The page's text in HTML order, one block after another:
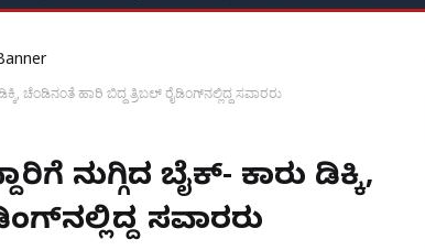
ಚೆಂಡಿನಂತೆ ಹಾರಿ ಬಿದ್ದ ತ್ರಿಬಲ್ ರೈಡಿಂಗ್‌ನಲ್ಲಿದ್ದ ಸವಾರರು
ನುಗ್ಗಿದ ಬೈಕ್- ಕಾರು ಡಿಕ್ಕಿ,
ಸವಾರರು